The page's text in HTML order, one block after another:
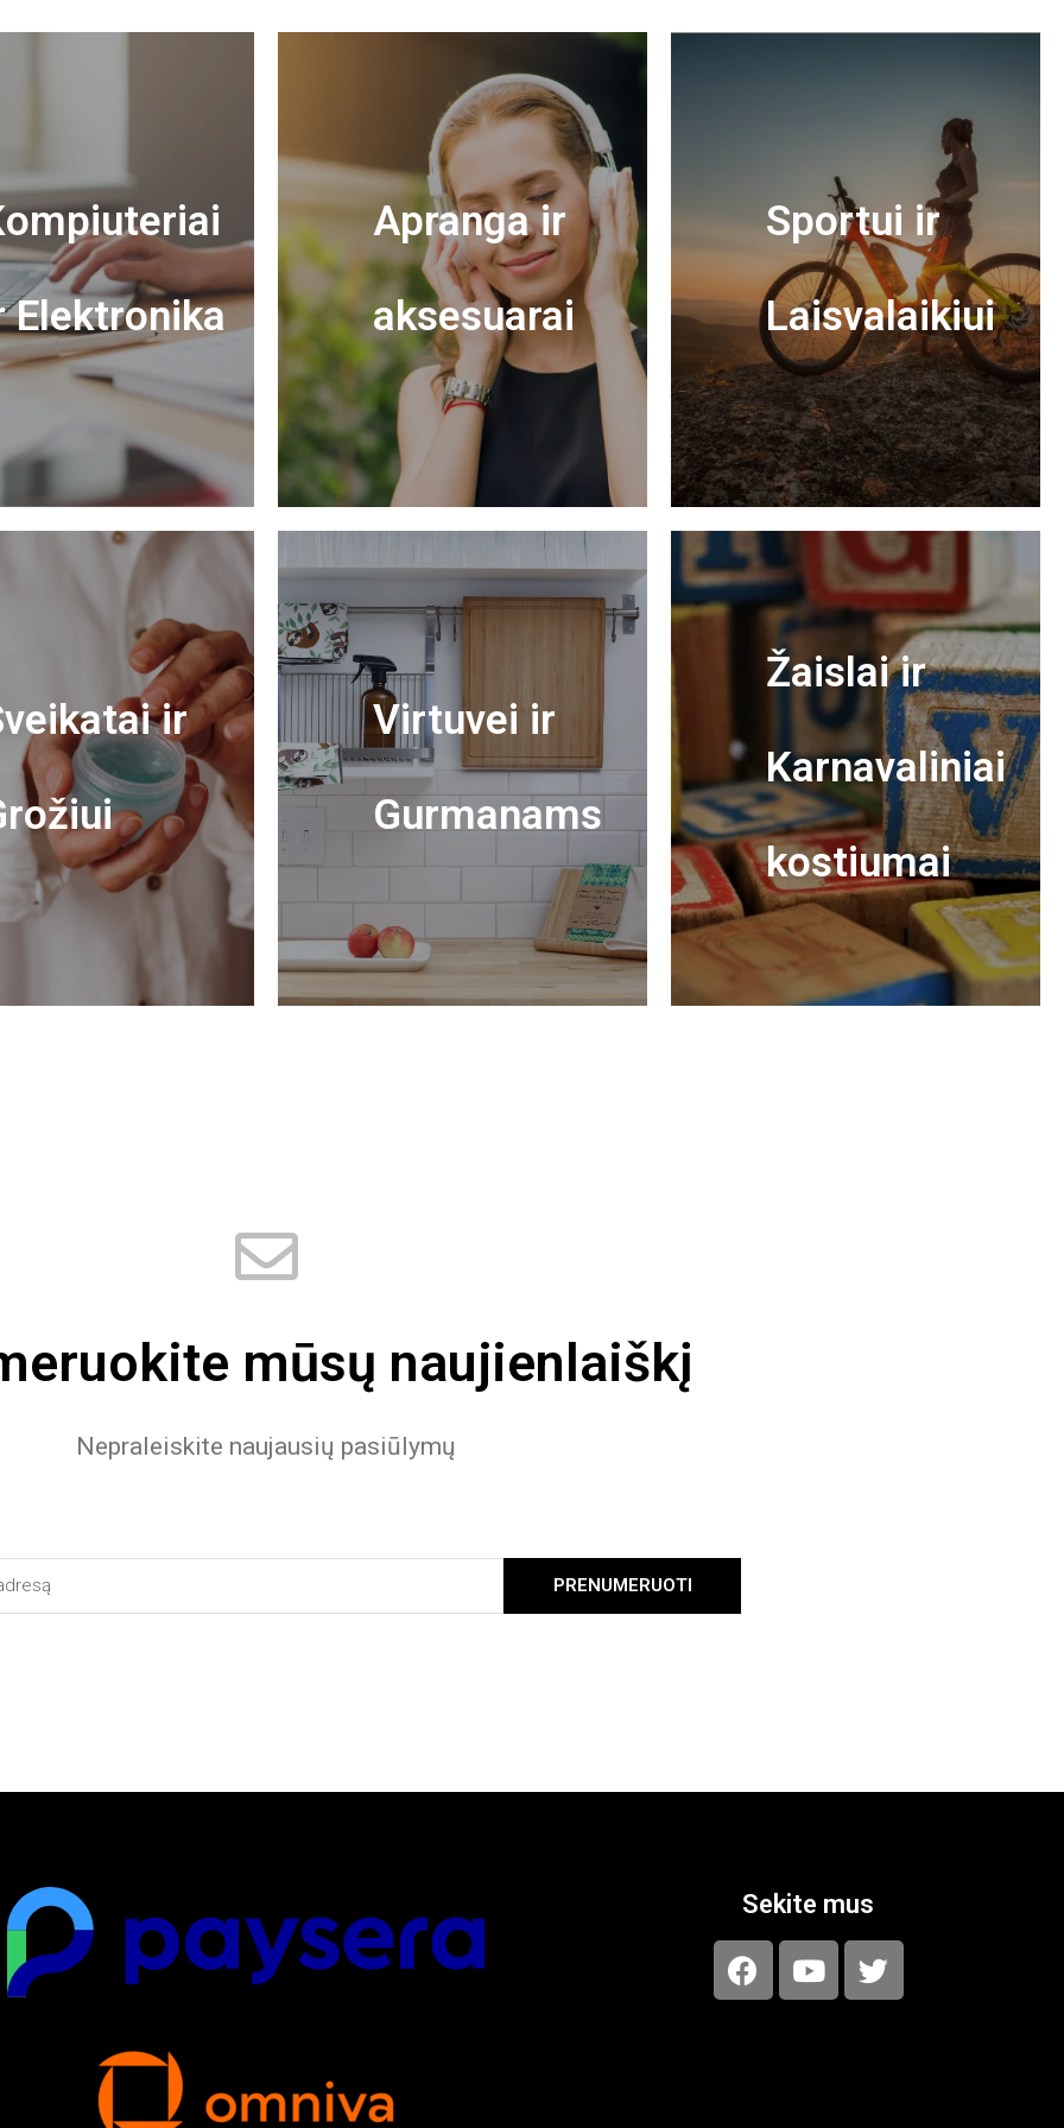
Elektronika
Apranga ir
aksesuarai
Sportui ir
Laisvalaikiui
ir
Virtuvei ir
Gurmanams
Žaislai ir
Karnavaliniai
kostiumai
mūsų naujienlaiškį
Nepraleiskite naujausių pasiūlymų
PRENUMERUOTI
Sekite mus